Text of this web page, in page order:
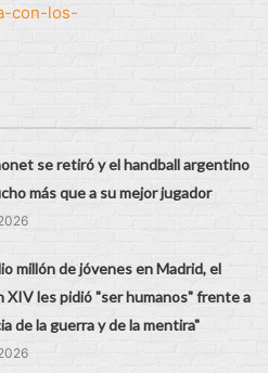
con-los-
se retiró y el handball argentino
más que a su mejor jugador
millón de jóvenes en Madrid, el
XIV les pidió "ser humanos" frente a
de la guerra y de la mentira"